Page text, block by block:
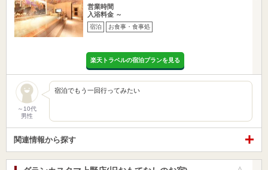
営業時間
入浴料金 ～
宿泊 お食事・食事処
楽天トラベルの宿泊プランを見る
～10代
男性
宿泊でもう一回行ってみたい
関連情報から探す